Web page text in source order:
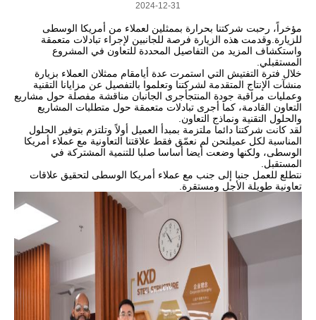
2024-12-31
مؤخراً، رحبت شركتنا بحرارة بممثلين لعملاء من أمريكا الوسطى
للزيارة.وقدمت هذه الزيارة فرصة للجانبين لإجراء تبادلات متعمقة
واستكشاف المزيد من التفاصيل المحددة للتعاون في المشروع
المستقبلي.
خلال فترة التفتيش التي استمرت عدة أيامقام ممثلان العملاء بزيارة
منشآت الإنتاج المتقدمة لشركتنا وتعلموا بالتفصيل عن مزايانا التقنية
وعمليات مراقبة جودة المنتجأجرى الجانبان مناقشة مفصلة حول مشاريع
التعاون القادمة، كما أجرى تبادلات متعمقة حول متطلبات المشاريع
والحلول التقنية ونماذج التعاون.
لقد كانت شركتنا دائما ملتزمة بمبدأ العميل أولاً وتلتزم بتوفير الحلول
المناسبة لكل عميلنحن لم نعمّق فقط علاقتنا التعاونية مع عملاء أمريكا
الوسطى، ولكنها وضعت أيضا أساسا صلبا للتنمية المشتركة في
المستقبل.
نتطلع للعمل جنبا إلى جنب مع عملاء أمريكا الوسطى لتحقيق علاقات
تعاونية طويلة الأجل ومستقرة.